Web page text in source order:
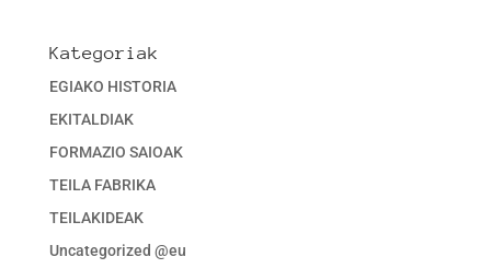
Kategoriak
EGIAKO HISTORIA
EKITALDIAK
FORMAZIO SAIOAK
TEILA FABRIKA
TEILAKIDEAK
Uncategorized @eu